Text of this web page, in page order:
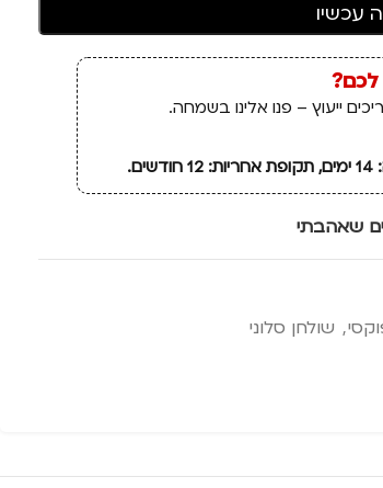
עכשיו
ייעוץ – פנו אלינו בשמחה.
שאהבתי
, שולחן סלוני